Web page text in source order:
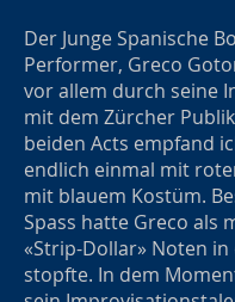
Der Junge Spanische
Performer, Greco
vor allem durch seine
mit dem Zürcher
beiden Acts empfand
endlich einmal mit
mit blauem Kostüm.
Spass hatte Greco als
«Strip-Dollar» Noten in
stopfte. In dem